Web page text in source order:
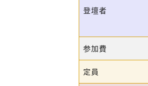
登壇者
参加費
定員